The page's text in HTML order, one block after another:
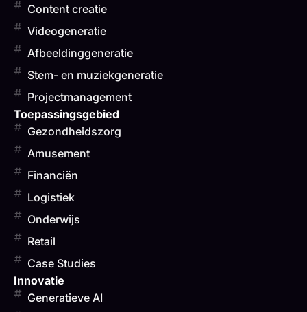
Content creatie
Videogeneratie
Afbeeldinggeneratie
Stem- en muziekgeneratie
Projectmanagement
Toepassingsgebied
Gezondheidszorg
Amusement
Financiën
Logistiek
Onderwijs
Retail
Case Studies
Innovatie
Generatieve AI